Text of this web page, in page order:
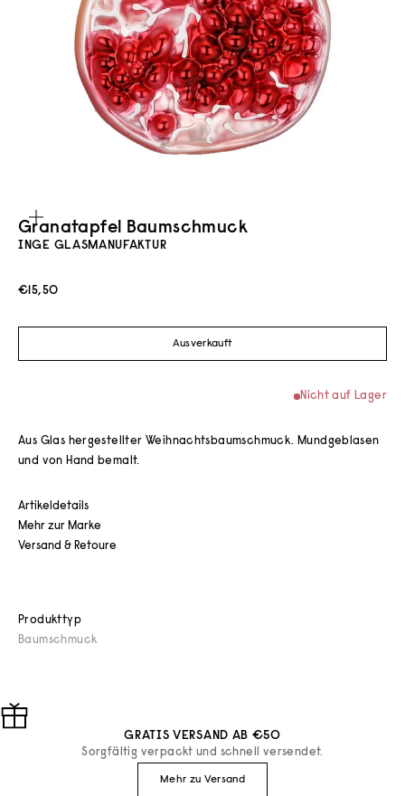
Produkttyp
Baumschmuck
Bild vergrößern
Granatapfel Baumschmuck
INGE GLASMANUFAKTUR
Angebot
€15,50
Ausverkauft
Nicht auf Lager
Aus Glas hergestellter Weihnachtsbaumschmuck. Mundgeblasen
und von Hand bemalt.
Artikeldetails
Mehr zur Marke
Versand & Retoure
GRATIS VERSAND AB €50
Sorgfältig verpackt und schnell versendet.
Mehr zu Versand